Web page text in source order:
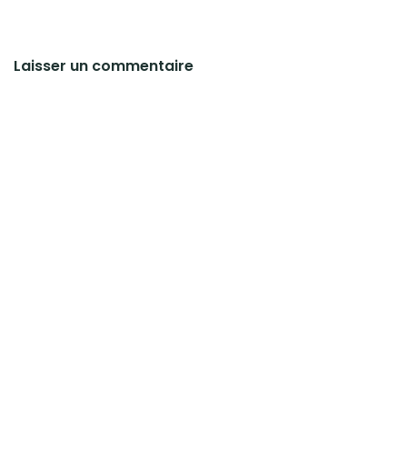
Laisser un commentaire